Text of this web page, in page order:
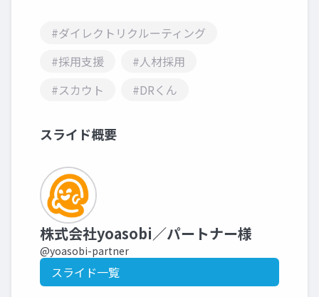
#ダイレクトリクルーティング
#採用支援
#人材採用
#スカウト
#DRくん
スライド概要
株式会社yoasobi／パートナー様
@yoasobi-partner
スライド一覧